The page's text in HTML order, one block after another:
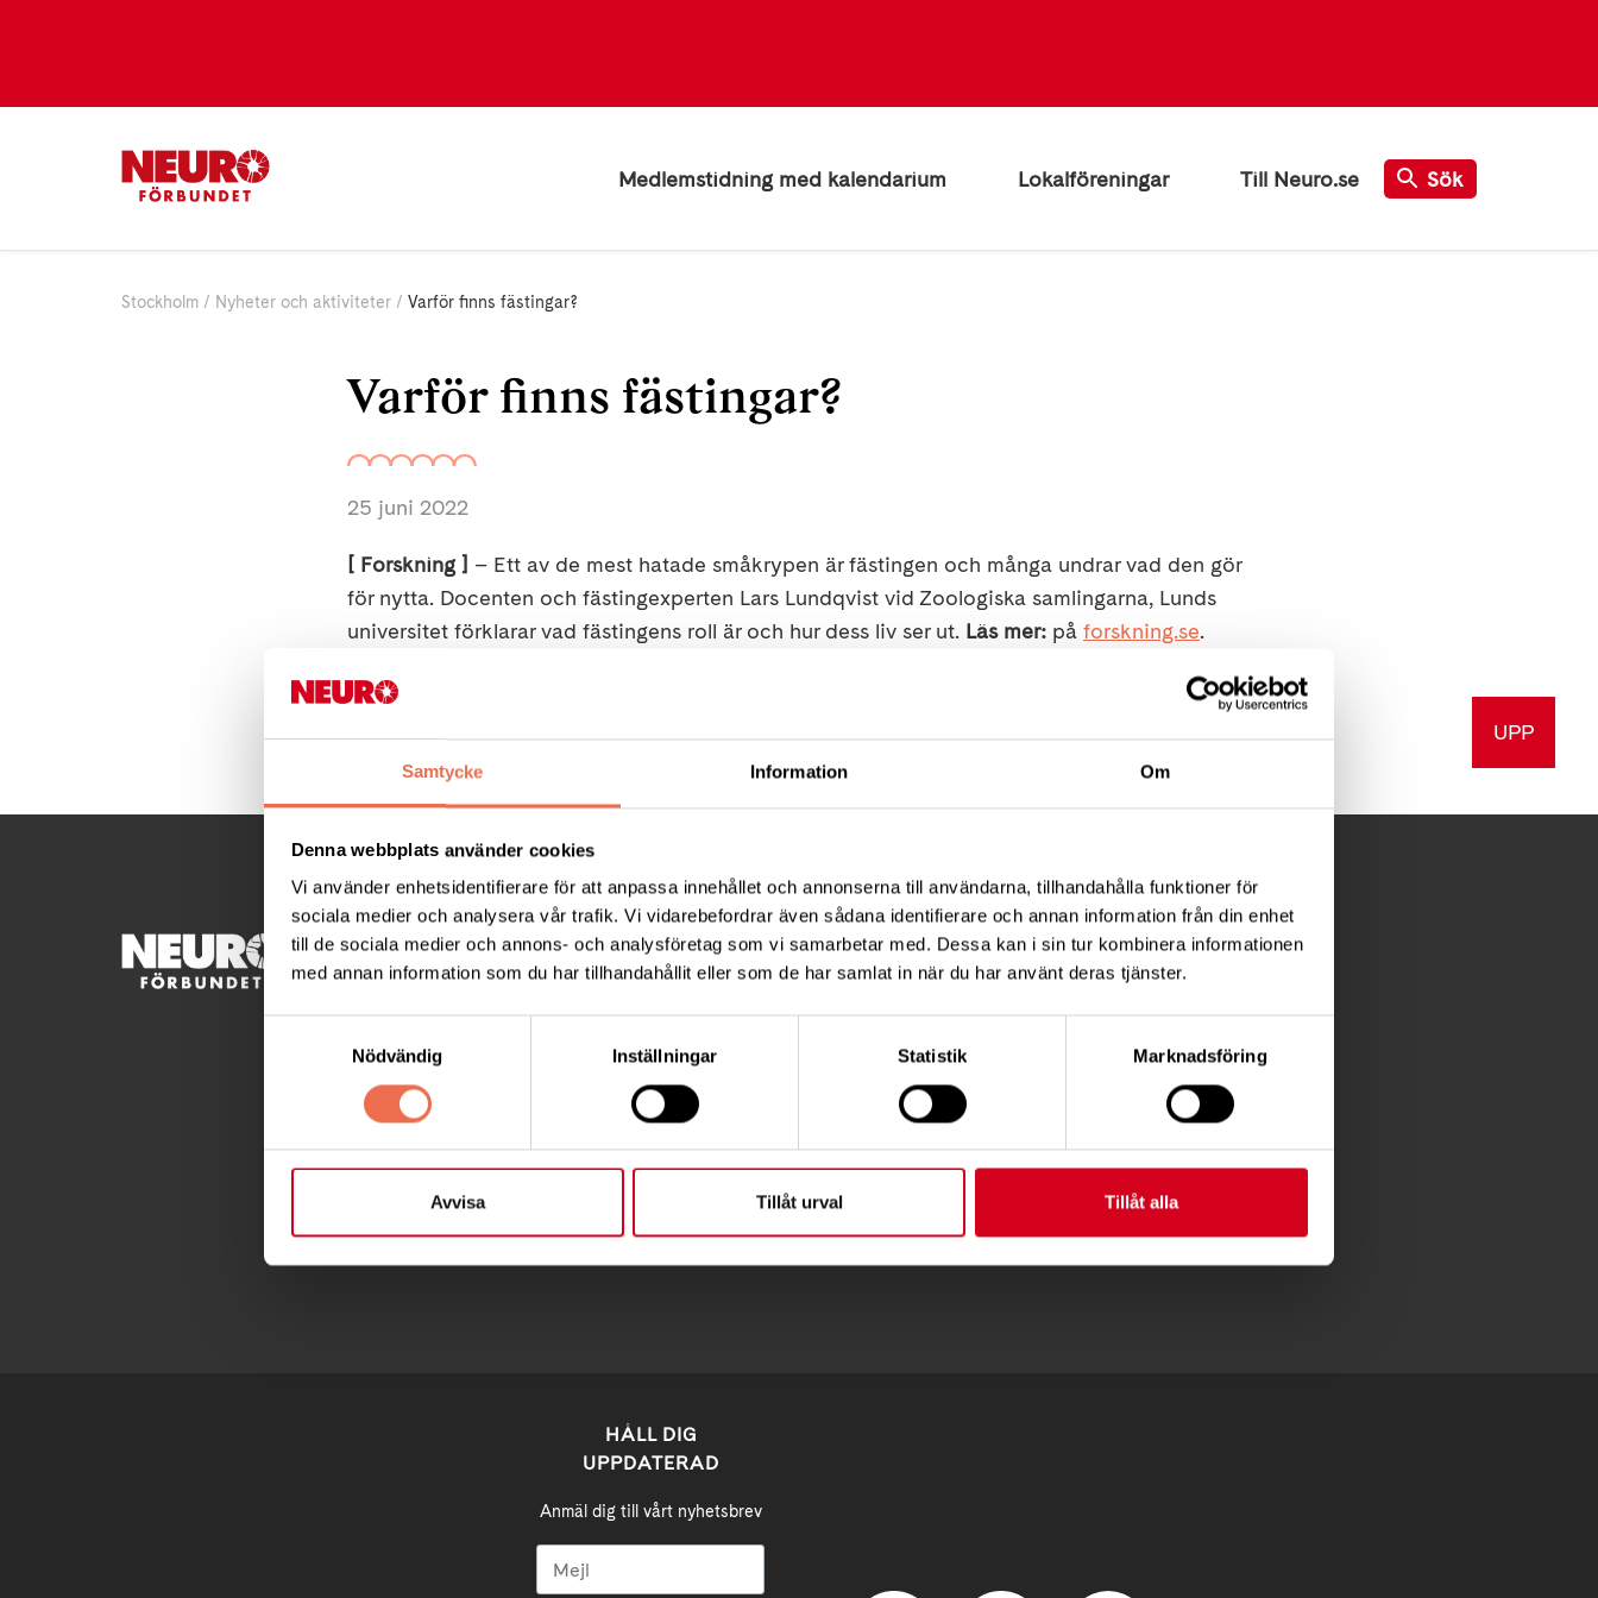
Samtycke Information Om
Denna webbplats använder cookies
Vi använder enhetsidentifierare för att anpassa innehållet och annonserna till användarna, tillhandahålla funktioner för
sociala medier och analysera vår trafik. Vi vidarebefordrar även sådana identifierare och annan information från din enhet
till de sociala medier och annons- och analysföretag som vi samarbetar med. Dessa kan i sin tur kombinera informationen
med annan information som du har tillhandahållit eller som de har samlat in när du har använt deras tjänster.
Nödvändig
Inställningar Statistik Marknadsföring
Avvisa Tillåt urval Tillåt alla
Medlemstidning med kalendarium Lokalföreningar Till Neuro.se Sök
Stockholm Nyheter och aktiviteter Varför finns fästingar?
Varför finns fästingar?
25 juni 2022
[ Forskning ] – Ett av de mest hatade småkrypen är fästingen och många undrar vad den gör
för nytta. Docenten och fästingexperten Lars Lundqvist vid Zoologiska samlingarna, Lunds
universitet förklarar vad fästingens roll är och hur dess liv ser ut. Läs mer: på forskning.se.
Dela denna sida: UPP
KONTAKT
08 - 720 29 40
Samma som besöksadress
HÅLL DIG
UPPDATERAD
Anmäl dig till vårt nyhetsbrev